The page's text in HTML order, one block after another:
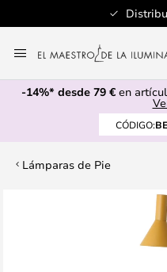
al
contenido
-14%* desde 79 €en
CÓDIGO:
Lámparas de Pie